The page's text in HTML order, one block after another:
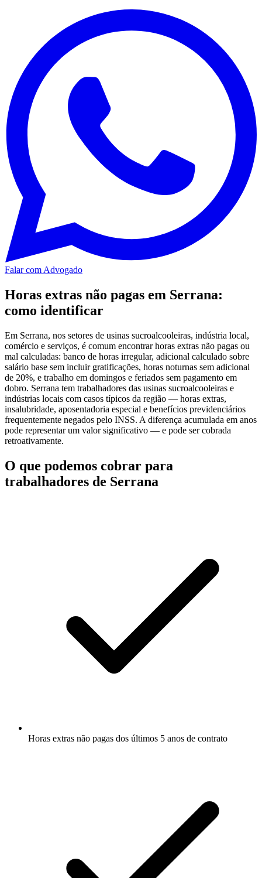
Falar com Advogado
Horas extras não pagas em Serrana:
como identificar
Em Serrana, nos setores de usinas sucroalcooleiras, indústria local,
comércio e serviços, é comum encontrar horas extras não pagas ou
mal calculadas: banco de horas irregular, adicional calculado sobre
salário base sem incluir gratificações, horas noturnas sem adicional
de 20%, e trabalho em domingos e feriados sem pagamento em
dobro. Serrana tem trabalhadores das usinas sucroalcooleiras e
indústrias locais com casos típicos da região — horas extras,
insalubridade, aposentadoria especial e benefícios previdenciários
frequentemente negados pelo INSS. A diferença acumulada em anos
pode representar um valor significativo — e pode ser cobrada
retroativamente.
O que podemos cobrar para
trabalhadores de Serrana
Horas extras não pagas dos últimos 5 anos de contrato